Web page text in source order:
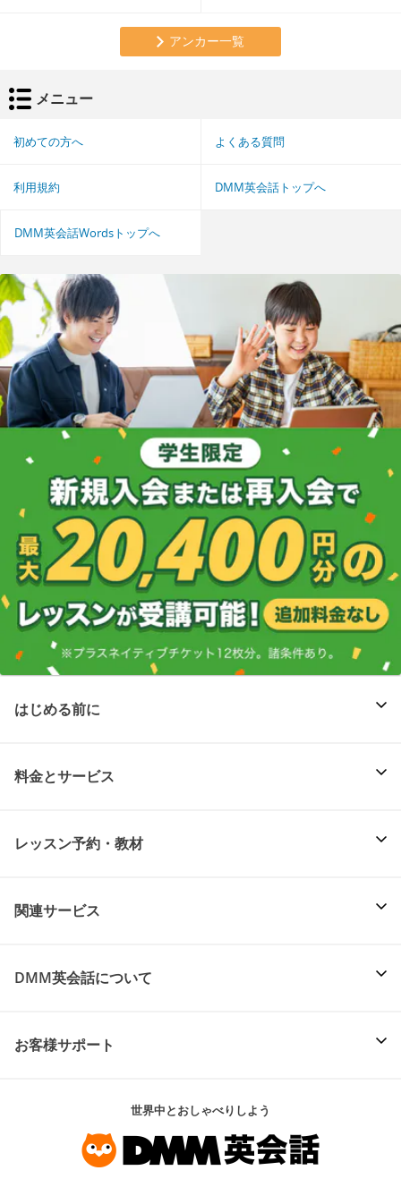
アンカー一覧
メニュー
初めての方へ よくある質問
利用規約 DMM英会話トップへ
DMM英会話Wordsトップへ
はじめる前に
料金とサービス
レッスン予約・教材
関連サービス
DMM英会話について
お客様サポート
世界中とおしゃべりしよう